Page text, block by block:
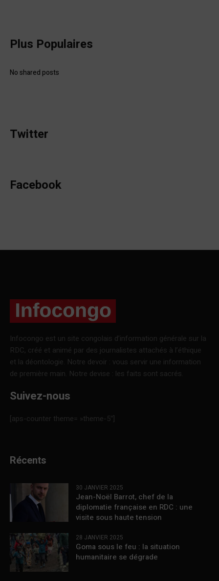
Plus Populaires
No shared posts
Twitter
Facebook
Infocongo est un site congolais d’information générale sur la
RDC, créé et animé par des journalistes attachés à l’éthique
et la déontologie. Notre devoir : vous servir une information
de première main. Notre devise : les faits sont sacrés.
Suivez-nous
[aps-counter theme= »theme-5″]
Récents
30 JANVIER 2025
Jean-Noël Barrot, chef de la
diplomatie française en RDC : une
visite sous haute tension
28 JANVIER 2025
Goma sous le feu : la situation
humanitaire se dégrade